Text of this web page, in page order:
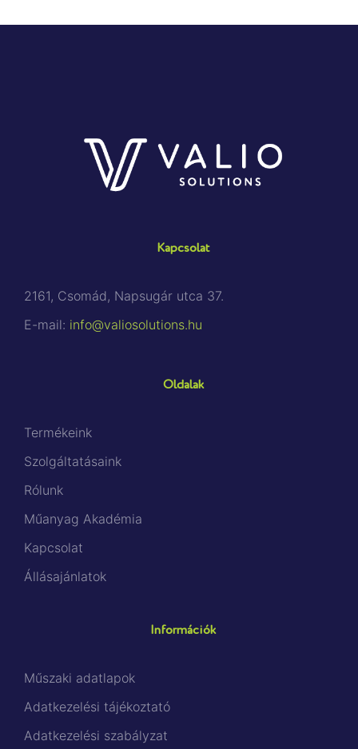
Kapcsolat
2161, Csomád, Napsugár utca 37.
E-mail: info@valiosolutions.hu
Oldalak
Termékeink
Szolgáltatásaink
Rólunk
Műanyag Akadémia
Kapcsolat
Állásajánlatok
Információk
Műszaki adatlapok
Adatkezelési tájékoztató
Adatkezelési szabályzat